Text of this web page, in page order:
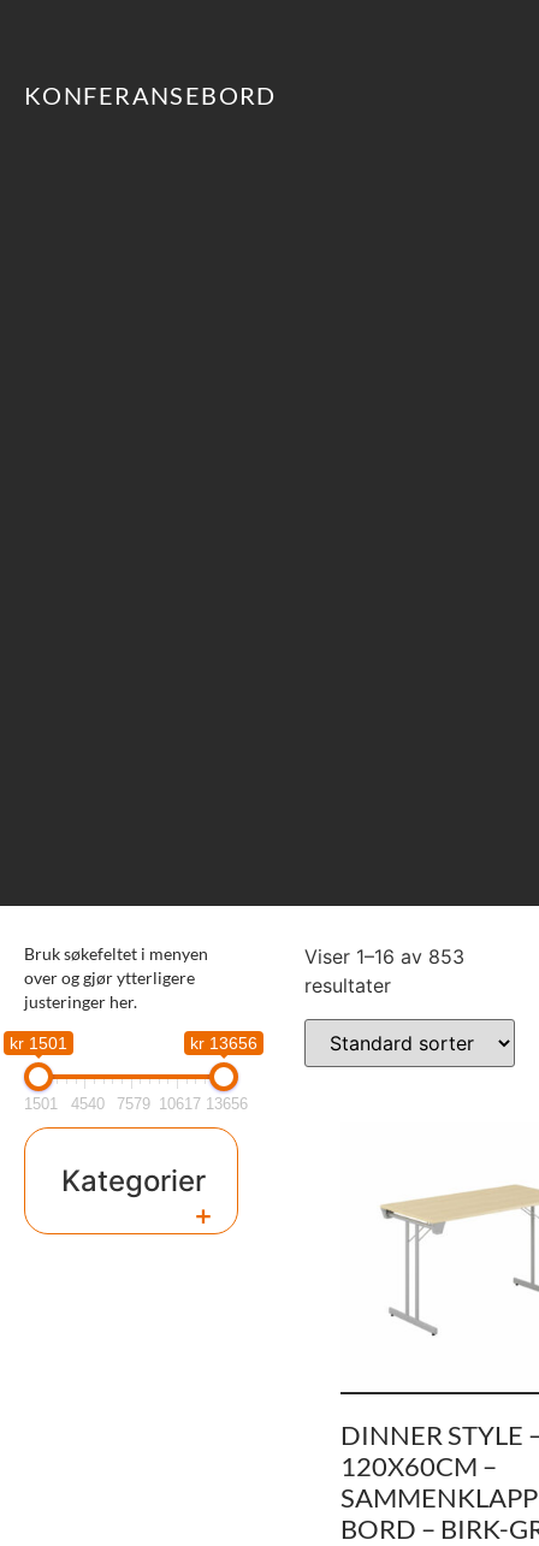
KONFERANSEBORD
Bruk søkefeltet i menyen
over og gjør ytterligere
justeringer her.
kr 1501 kr 13656
1501 4540 7579 10617 13656
Kategorier
+
Viser 1–16 av 853
resultater
DINNER STYLE
120X60CM –
BORD – BIRK-